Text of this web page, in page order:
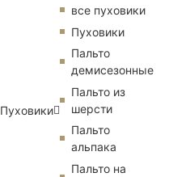
Пуховики
все пуховики
Пуховики
Пальто
демисезонные
Пальто из
шерсти
Пальто
альпака
Пальто на